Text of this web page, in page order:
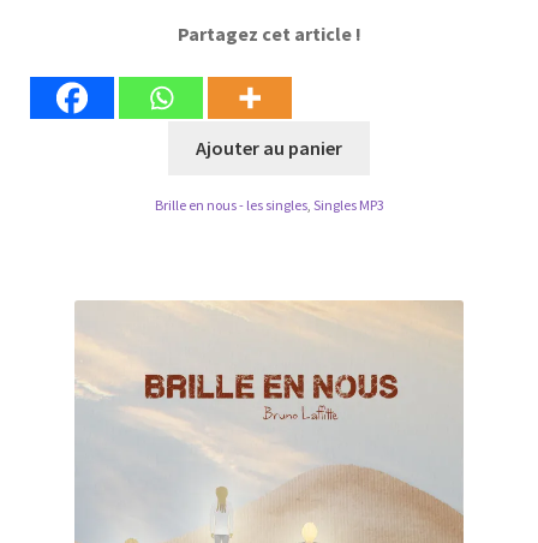
Partagez cet article !
Ajouter au panier
Brille en nous - les singles, Singles MP3